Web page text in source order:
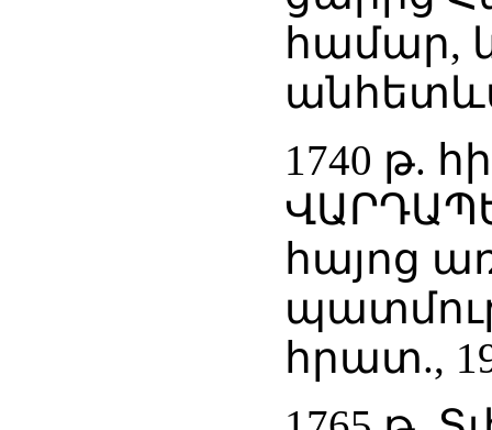
համար,
1740 թ.
հայոց
հրատ.,